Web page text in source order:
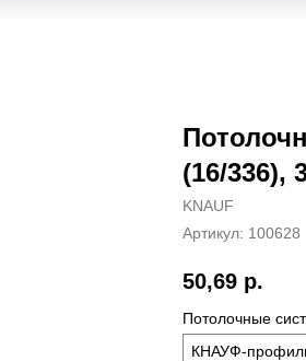
(16/336),
KNAUF
Артикул: 100628
50,69 р.
Потолочные
КНАУФ-